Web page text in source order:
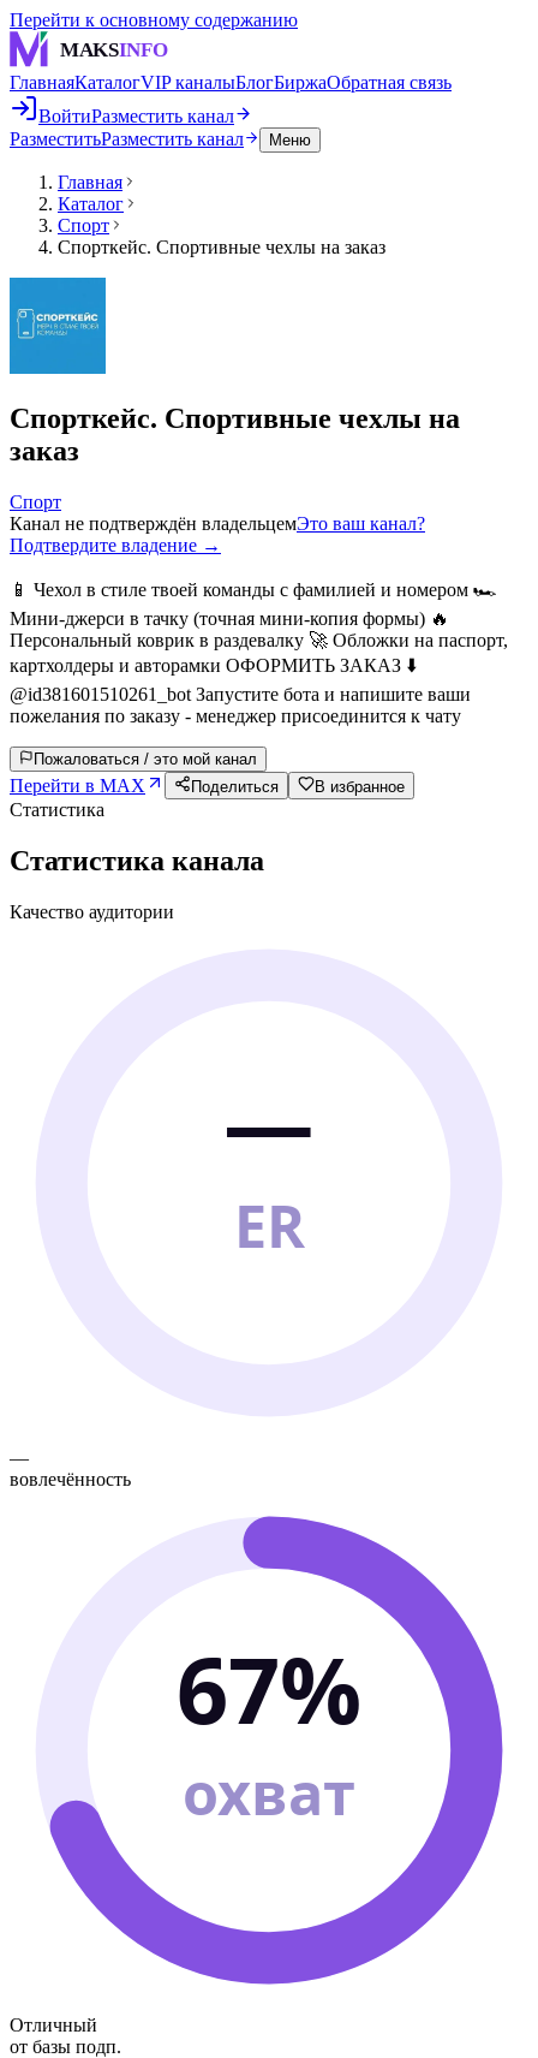
Перейти к основному содержанию
MAKSINFO
ГлавнаяКаталогVIP каналыБлогБиржаОбратная связь
ВойтиРазместить канал
РазместитьРазместить канал Меню
Главная
Каталог
Спорт
Спорткейс. Спортивные чехлы на заказ
Спорткейс. Спортивные чехлы на
заказ
Спорт
Канал не подтверждён владельцемЭто ваш канал?
Подтвердите владение →
📱 Чехол в стиле твоей команды с фамилией и номером 🏎
Мини-джерси в тачку (точная мини-копия формы) 🔥
Персональный коврик в раздевалку 🚀 Обложки на паспорт,
картхолдеры и авторамки ОФОРМИТЬ ЗАКАЗ ⬇️
@id381601510261_bot Запустите бота и напишите ваши
пожелания по заказу - менеджер присоединится к чату
Пожаловаться / это мой канал
Перейти в MAX Поделиться В избранное
Статистика
Статистика канала
Качество аудитории
—
ER
—
вовлечённость
67%
охват
Отличный
от базы подп.